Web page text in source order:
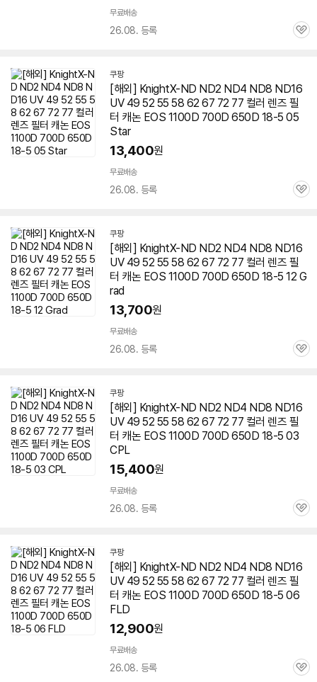
무료배송
26.08. 등록
관
쿠팡
[해외] KnightX-ND ND2 ND4 ND8 ND16
UV 49 52 55 58 62 67 72 77 컬러 렌즈 필
터 캐논 EOS 1100D 700D 650D 18-5 05
Star
13,400원
무료배송
26.08. 등록
관
쿠팡
[해외] KnightX-ND ND2 ND4 ND8 ND16
UV 49 52 55 58 62 67 72 77 컬러 렌즈 필
터 캐논 EOS 1100D 700D 650D 18-5 12 G
rad
13,700원
무료배송
26.08. 등록
관
쿠팡
[해외] KnightX-ND ND2 ND4 ND8 ND16
UV 49 52 55 58 62 67 72 77 컬러 렌즈 필
터 캐논 EOS 1100D 700D 650D 18-5 03
CPL
15,400원
무료배송
26.08. 등록
관
쿠팡
[해외] KnightX-ND ND2 ND4 ND8 ND16
UV 49 52 55 58 62 67 72 77 컬러 렌즈 필
터 캐논 EOS 1100D 700D 650D 18-5 06
FLD
12,900원
무료배송
26.08. 등록
관